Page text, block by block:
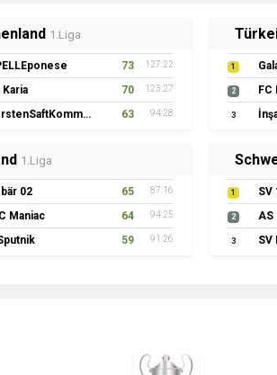
1.Liga
73 127:22
Karia 70 123:27
>GerstenSaftKommando 63 94:28
1
2 FC
3
1.Liga
02 65 87:16
Maniac 64 94:25
59 91:26
1 SV
2 AS
3 SV